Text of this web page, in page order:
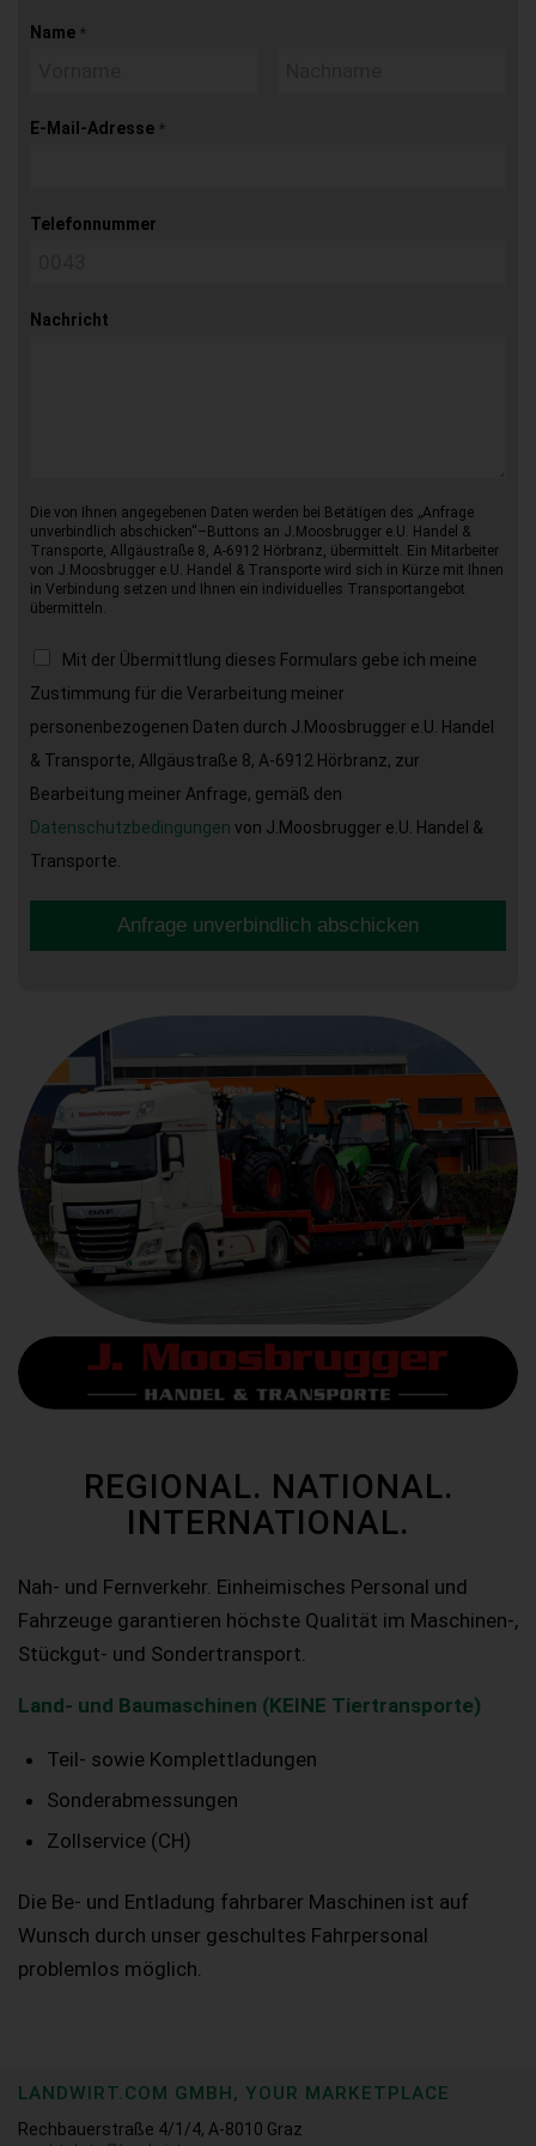
Name *
E-Mail-Adresse *
Telefonnummer
Nachricht
Die von Ihnen angegebenen Daten werden bei Betätigen des „Anfrage
unverbindlich abschicken“–Buttons an J.Moosbrugger e.U. Handel &
Transporte, Allgäustraße 8, A-6912 Hörbranz, übermittelt. Ein Mitarbeiter
von J.Moosbrugger e.U. Handel & Transporte wird sich in Kürze mit Ihnen
in Verbindung setzen und Ihnen ein individuelles Transportangebot
übermitteln.
Mit der Übermittlung dieses Formulars gebe ich meine
Zustimmung für die Verarbeitung meiner
personenbezogenen Daten durch J.Moosbrugger e.U. Handel
& Transporte, Allgäustraße 8, A-6912 Hörbranz, zur
Bearbeitung meiner Anfrage, gemäß den
Datenschutzbedingungen von J.Moosbrugger e.U. Handel &
Transporte.
Anfrage unverbindlich abschicken
REGIONAL. NATIONAL.
INTERNATIONAL.
Nah- und Fernverkehr. Einheimisches Personal und
Fahrzeuge garantieren höchste Qualität im Maschinen-,
Stückgut- und Sondertransport.
Land- und Baumaschinen (KEINE Tiertransporte)
Teil- sowie Komplettladungen
Sonderabmessungen
Zollservice (CH)
Die Be- und Entladung fahrbarer Maschinen ist auf
Wunsch durch unser geschultes Fahrpersonal
problemlos möglich.
LANDWIRT.COM GMBH, YOUR MARKETPLACE
Rechbauerstraße 4/1/4, A-8010 Graz